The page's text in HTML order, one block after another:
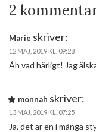
2
Marie skriver:
12 MAJ, 2019 KL. 09:28
Åh vad härligt! Jag
monnah skriver:
13 MAJ, 2019 KL. 07:25
Ja, det är en i många